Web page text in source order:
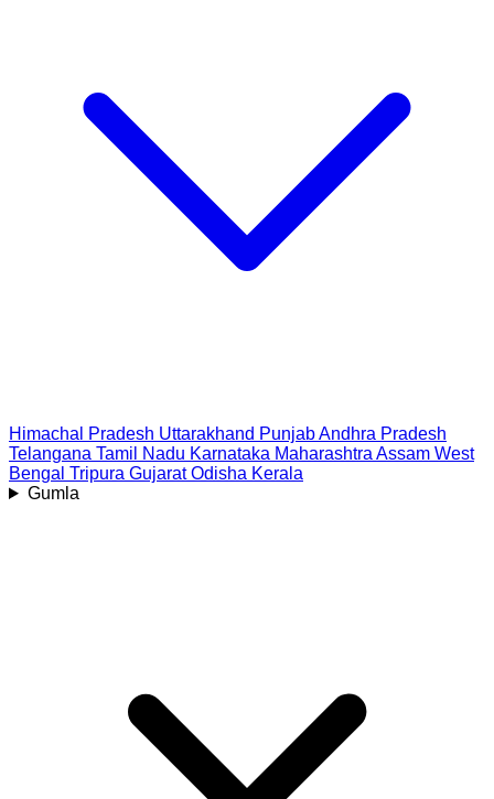
Himachal Pradesh Uttarakhand PunjabAndhra Pradesh
Telangana Tamil Nadu Karnataka Maharashtra Assam West
Bengal Tripura Gujarat Odisha Kerala
Gumla